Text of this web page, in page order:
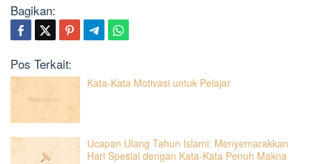
Bagikan:
Pos Terkait:
Kata-Kata Motivasi untuk Pelajar
Ucapan Ulang Tahun Islami: Menyemarakkan
Hari Spesial dengan Kata-Kata Penuh Makna